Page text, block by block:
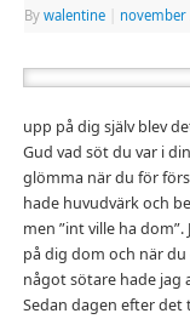
By walentine november
upp på dig själv blev
Gud vad söt du var i
glömma när du för
hade huvudvärk och
men ”int ville ha
på dig dom och när du
något sötare hade jag
Sedan dagen efter